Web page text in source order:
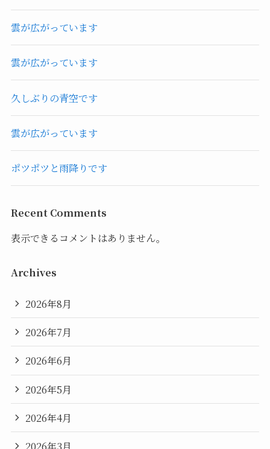
雲が広がっています
雲が広がっています
久しぶりの青空です
雲が広がっています
ポツポツと雨降りです
Recent Comments
表示できるコメントはありません。
Archives
2026年8月
2026年7月
2026年6月
2026年5月
2026年4月
2026年3月